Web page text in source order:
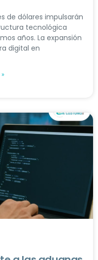
de dólares impulsarán
tecnológica
años. La expansión
digital en
»